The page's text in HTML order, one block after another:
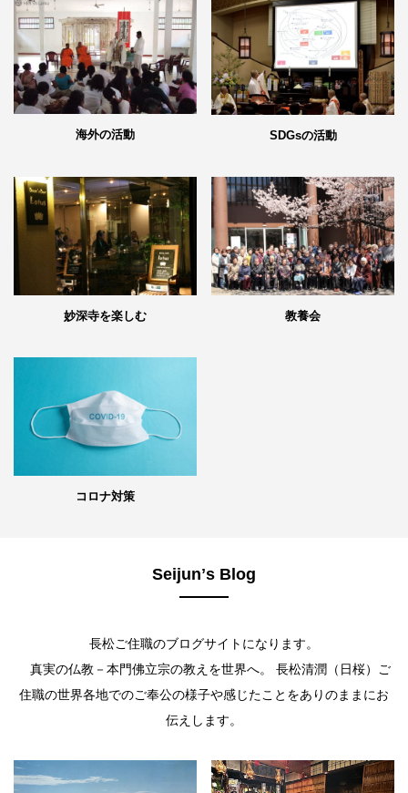
海外の活動 SDGsの活動
妙深寺を楽しむ 教養会
コロナ対策
Seijunʼs Blog
長松ご住職のブログサイトになります。
真実の仏教－本門佛立宗の教えを世界へ。 長松清潤（日桜）ご
住職の世界各地でのご奉公の様子や感じたことをありのままにお
伝えします。